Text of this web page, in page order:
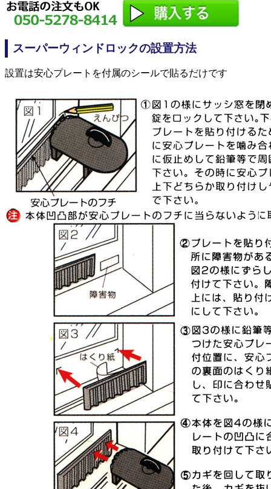
スーパーウィンドロックの設置方法
設置は安心プレートを付属のシールで貼るだけです